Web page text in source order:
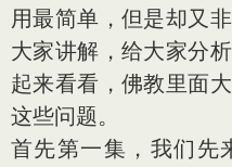
用最简单，但是却又
大家讲解，给大家分
起来看看，佛教里面
这些问题。
首先第一集，我们先